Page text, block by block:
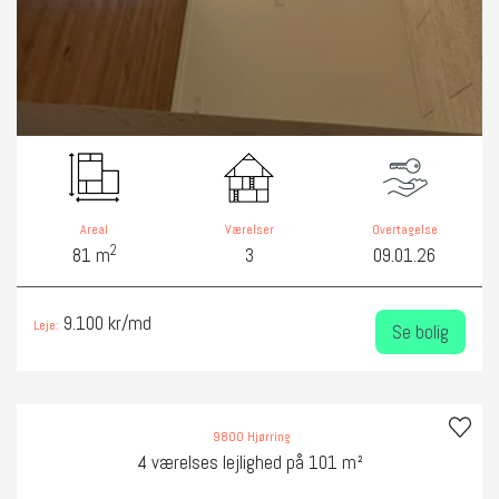
Areal
81 m2
Værelser
3
Overtagelse
09.01.26
Leje: 9.100 kr/md Se bolig
9800 Hjørring
4 værelses lejlighed på 101 m²